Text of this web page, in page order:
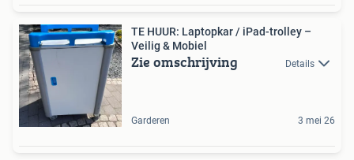
TE HUUR: Laptopkar / iPad-trolley –
Veilig & Mobiel
Zie omschrijving Details
Garderen 3 mei 26